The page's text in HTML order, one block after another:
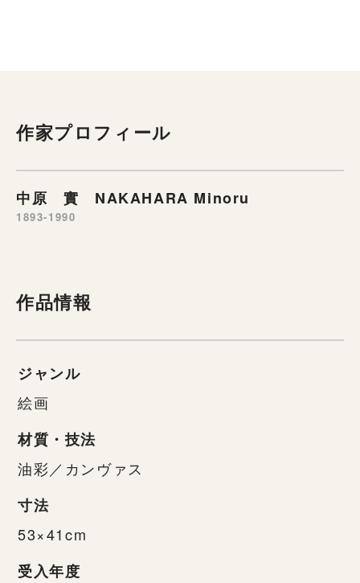
作家プロフィール
中原 實 NAKAHARA Minoru
1893-1990
作品情報
ジャンル
絵画
材質・技法
油彩／カンヴァス
寸法
53×41cm
受入年度